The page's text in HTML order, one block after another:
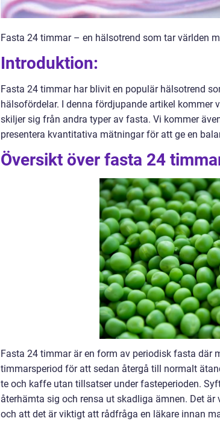
Fasta 24 timmar – en hälsotrend som tar världen
Introduktion:
Fasta 24 timmar har blivit en populär hälsotrend
hälsofördelar. I denna fördjupande artikel
skiljer sig från andra typer av fasta. Vi kommer
presentera kvantitativa mätningar för att ge en
Översikt över fasta 24
Fasta 24 timmar är en form av periodisk fasta där
timmarsperiod för att sedan återgå till normalt
te och kaffe utan tillsatser under fasteperioden.
återhämta sig och rensa ut skadliga ämnen. Det
och att det är viktigt att rådfråga en läkare innan